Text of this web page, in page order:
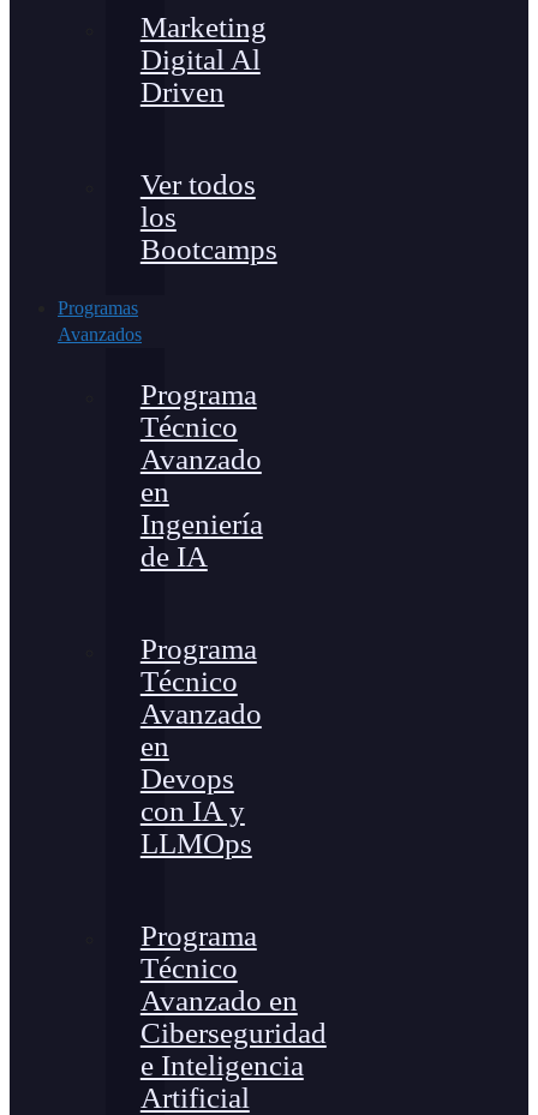
Marketing
Digital Al
Driven
Ver todos
los
Bootcamps
Programas
Avanzados
Programa
Técnico
Avanzado
en
Ingeniería
de IA
Programa
Técnico
Avanzado
en
Devops
con IA y
LLMOps
Programa
Técnico
Avanzado en
Ciberseguridad
e Inteligencia
Artificial